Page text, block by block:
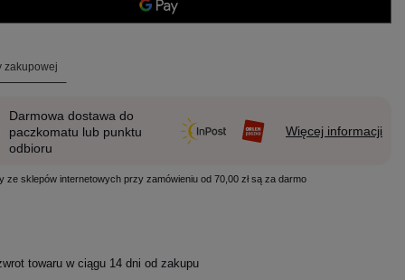
zakupowej
Darmowa dostawa do
paczkomatu lub punktu
odbioru
Więcej informacji
ze sklepów internetowych przy zamówieniu od 70,00 zł są za darmo
towaru w ciągu 14dni od zakupu